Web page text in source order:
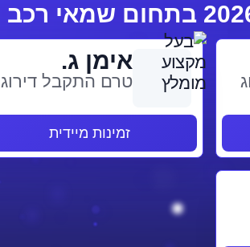
אימן ג.
טרם התקבל דירוג
זמינות מיידית